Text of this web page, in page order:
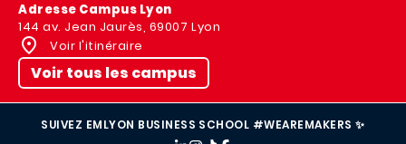
Adresse Campus Lyon
144 av. Jean Jaurès, 69007 Lyon
Voir l'itinéraire
Voir tous les campus
SUIVEZ EMLYON BUSINESS SCHOOL #WEAREMAKERS ✨